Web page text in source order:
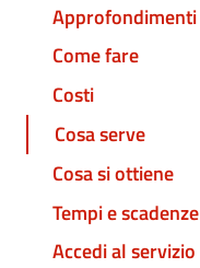
Approfondimenti
Come fare
Costi
Cosa serve
Cosa si ottiene
Tempi e scadenze
Accedi al servizio